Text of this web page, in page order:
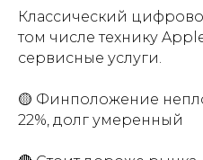
Классический
том числе технику
сервисные услуги.
🟡 Финположение
22%, долг умеренный